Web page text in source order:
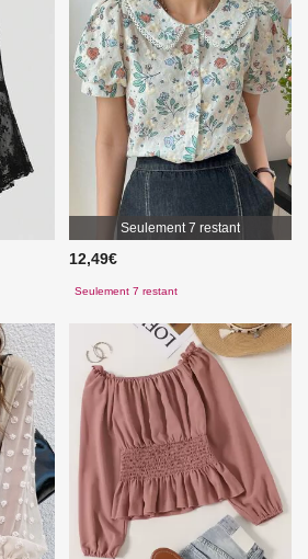
Seulement 7 restant
12,49€
Seulement 7 restant